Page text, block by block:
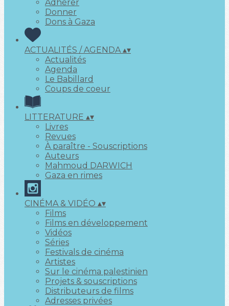
Adhérer
Donner
Dons à Gaza
ACTUALITÉS / AGENDA▴▾
Actualités
Agenda
Le Babillard
Coups de coeur
LITTERATURE ▴▾
Livres
Revues
À paraître - Souscriptions
Auteurs
Mahmoud DARWICH
Gaza en rimes
CINÉMA & VIDÉO ▴▾
Films
Films en développement
Vidéos
Séries
Festivals de cinéma
Artistes
Sur le cinéma palestinien
Projets & souscriptions
Distributeurs de films
Adresses privées